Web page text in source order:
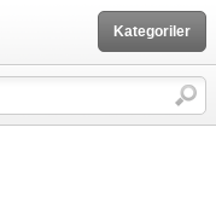
Kategoriler